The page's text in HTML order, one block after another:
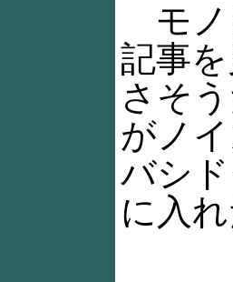
モノ
記事
さそ
がノ
バシ
に入れ